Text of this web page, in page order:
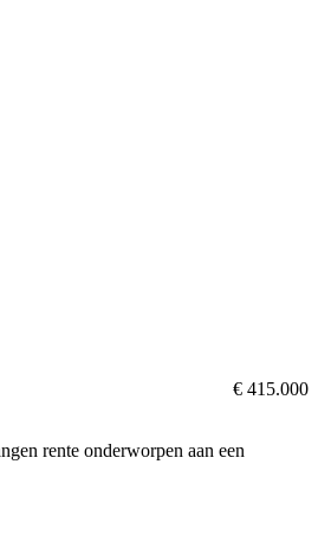
€ 415.000
rente onderworpen aan een